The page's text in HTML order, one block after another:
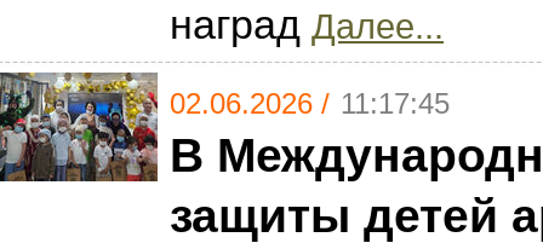
наград Далее...
02.06.2026 / 11:17:45
В
защиты детей